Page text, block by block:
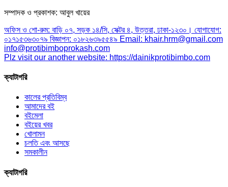
সম্পাদক ও প্রকাশক: আবুল খায়ের
অফিস ও শো-রুম: বাড়ি ০৭, সড়ক ১৪/সি, সেক্টর ৪, উত্তরা, ঢাকা-১২৩০। যোগাযোগ:
০১৭১৫৩৬৩০৭৯ বিজ্ঞাপন: ০১৮২৬৩৯৫৫৪৯ Email: khair.hrm@gmail.com
info@protibimboprokash.com
Plz visit our another website: https://dainikprotibimbo.com
ক্যাটাগরি
কালের প্রতিবিম্ব
আমাদের বই
বইমেলা
বইয়ের খবর
খোলামন
চলতি এবং আসছে
সমকালীন
ক্যাটাগরি